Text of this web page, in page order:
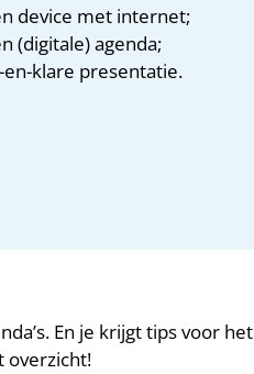
device met internet;
(digitale) agenda;
klare presentatie.
En je krijgt tips voor het
overzicht!